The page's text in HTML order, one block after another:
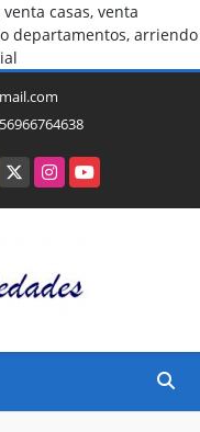
casas, venta
departamentos, arriendo
X InstagramYouTube